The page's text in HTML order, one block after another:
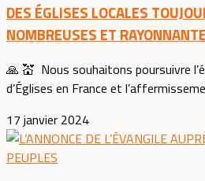
DES ÉGLISES LOCALES
NOMBREUSES ET
🙏 💒 Nous souhaitons poursuivre
d’Églises en France et
17 janvier 2024